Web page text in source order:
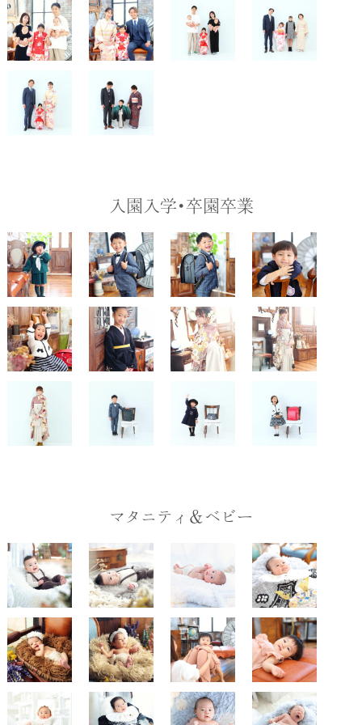
入園入学・卒園卒業
マタニティ＆ベビー